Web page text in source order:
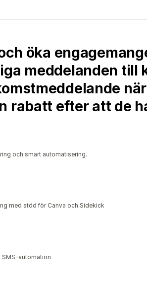
öka
meddelanden till
rabatt efter att de
och smart automatisering.
med stöd för Canva och Sidekick
SMS-automation